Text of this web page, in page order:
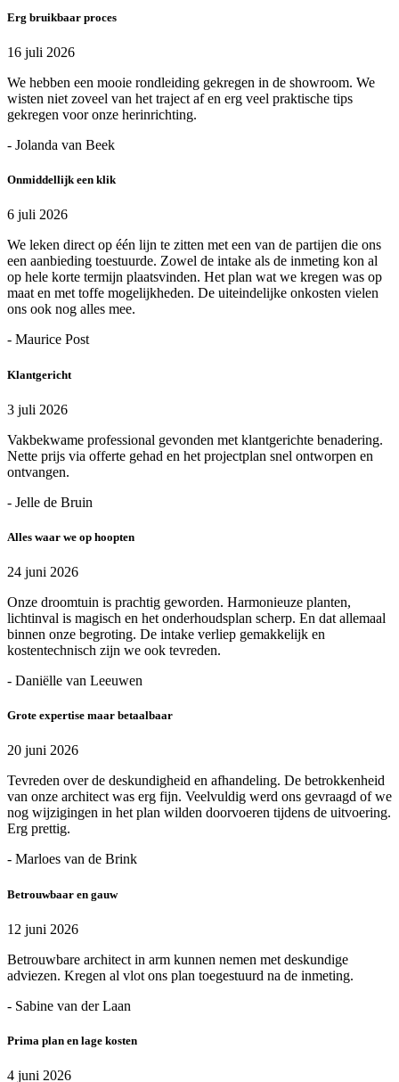
Erg bruikbaar proces
16 juli 2026
We hebben een mooie rondleiding gekregen in de showroom. We
wisten niet zoveel van het traject af en erg veel praktische tips
gekregen voor onze herinrichting.
- Jolanda van Beek
Onmiddellijk een klik
6 juli 2026
We leken direct op één lijn te zitten met een van de partijen die ons
een aanbieding toestuurde. Zowel de intake als de inmeting kon al
op hele korte termijn plaatsvinden. Het plan wat we kregen was op
maat en met toffe mogelijkheden. De uiteindelijke onkosten vielen
ons ook nog alles mee.
- Maurice Post
Klantgericht
3 juli 2026
Vakbekwame professional gevonden met klantgerichte benadering.
Nette prijs via offerte gehad en het projectplan snel ontworpen en
ontvangen.
- Jelle de Bruin
Alles waar we op hoopten
24 juni 2026
Onze droomtuin is prachtig geworden. Harmonieuze planten,
lichtinval is magisch en het onderhoudsplan scherp. En dat allemaal
binnen onze begroting. De intake verliep gemakkelijk en
kostentechnisch zijn we ook tevreden.
- Daniëlle van Leeuwen
Grote expertise maar betaalbaar
20 juni 2026
Tevreden over de deskundigheid en afhandeling. De betrokkenheid
van onze architect was erg fijn. Veelvuldig werd ons gevraagd of we
nog wijzigingen in het plan wilden doorvoeren tijdens de uitvoering.
Erg prettig.
- Marloes van de Brink
Betrouwbaar en gauw
12 juni 2026
Betrouwbare architect in arm kunnen nemen met deskundige
adviezen. Kregen al vlot ons plan toegestuurd na de inmeting.
- Sabine van der Laan
Prima plan en lage kosten
4 juni 2026